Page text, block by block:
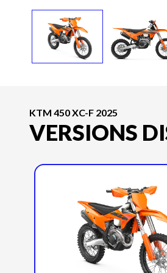
KTM 450 XC-F 2025
VERSIONS